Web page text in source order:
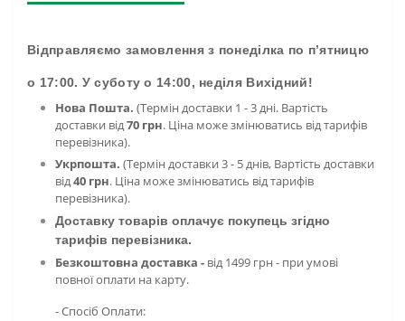
Відправляємо замовлення з понеділка по п’ятницю
о 17:00. У суботу о 14:00, неділя Вихідний!
Нова Пошта. (Термін доставки 1 - 3 дні. Вартість
доставки від70 грн. Ціна може змінюватись від тарифів
перевізника).
Укрпошта. (Термін доставки 3 - 5 днів, Вартість доставки
від40 грн. Ціна може змінюватись від тарифів
перевізника).
Доставку товарів оплачує покупець згідно
тарифів перевізника.
Безкоштовна доставка - від 1499 грн - при умові
повної оплати на карту.
- Спосіб Оплати: